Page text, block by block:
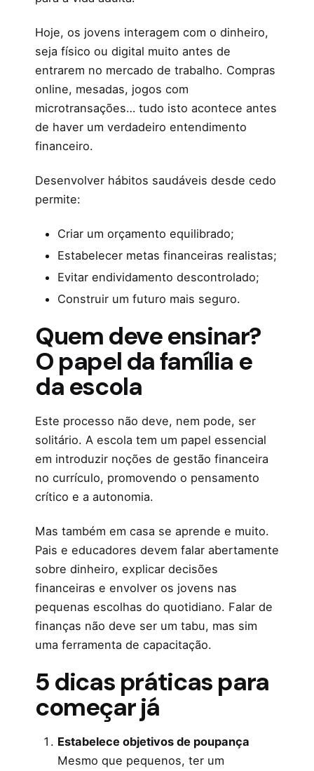
Hoje, os jovens interagem com o dinheiro,
seja físico ou digital muito antes de
entrarem no mercado de trabalho. Compras
online, mesadas, jogos com
microtransações… tudo isto acontece antes
de haver um verdadeiro entendimento
financeiro.
Desenvolver hábitos saudáveis desde cedo
permite:
Criar um orçamento equilibrado;
Estabelecer metas financeiras realistas;
Evitar endividamento descontrolado;
Construir um futuro mais seguro.
Quem deve ensinar?
O papel da família e
da escola
Este processo não deve, nem pode, ser
solitário. A escola tem um papel essencial
em introduzir noções de gestão financeira
no currículo, promovendo o pensamento
crítico e a autonomia.
Mas também em casa se aprende e muito.
Pais e educadores devem falar abertamente
sobre dinheiro, explicar decisões
financeiras e envolver os jovens nas
pequenas escolhas do quotidiano. Falar de
finanças não deve ser um tabu, mas sim
uma ferramenta de capacitação.
5 dicas práticas para
começar já
Estabelece objetivos de poupança
Mesmo que pequenos, ter um